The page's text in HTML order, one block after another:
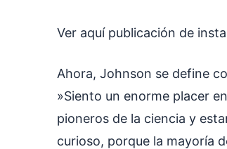
Ver aquí publicación de
Ahora, Johnson se define
»Siento un enorme placer
pioneros de la ciencia y
curioso, porque la mayoría